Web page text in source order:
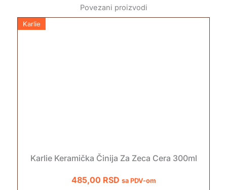
Povezani proizvodi
Karlie
Karlie Keramička Činija Za Zeca Cera 300ml
485,00 RSD sa PDV-om